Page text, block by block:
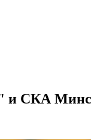
и СКА